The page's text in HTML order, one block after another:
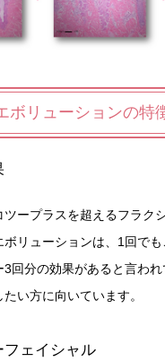
ボリューションの特
ツープラスを超えるフラク
ボリューションは、1回で
3回分の効果があると言わ
い方に向いています。
フェイシャル